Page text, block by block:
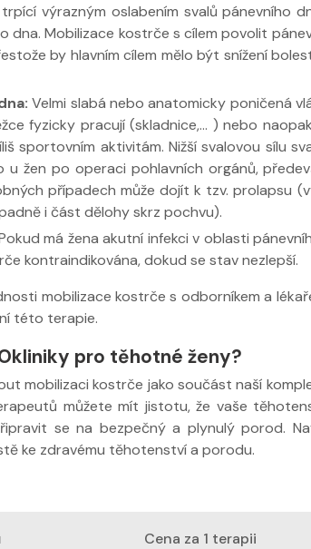
výrazným oslabením svalů pánevního
dna. Mobilizace kostrče s cílem povolit
by hlavním cílem mělo být snížení
Velmi slabá nebo anatomicky poničená
fyzicky pracují (skladnice,... ) nebo
sportovním aktivitám. Nižší svalovou sílu
u žen po operaci pohlavních orgánů,
případech může dojít k tzv. prolapsu
i část dělohy skrz pochvu).
má žena akutní infekci v oblasti
kontraindikována, dokud se stav nezlepší.
mobilizace kostrče s odborníkem a
této terapie.
pro těhotné ženy?
mobilizaci kostrče jako součást naší
můžete mít jistotu, že vaše
se na bezpečný a plynulý porod.
ke zdravému těhotenství a porodu.
Cena za 1 terapii